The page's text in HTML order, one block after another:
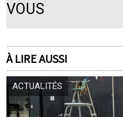
VOUS
À LIRE AUSSI
ACTUALITÉS